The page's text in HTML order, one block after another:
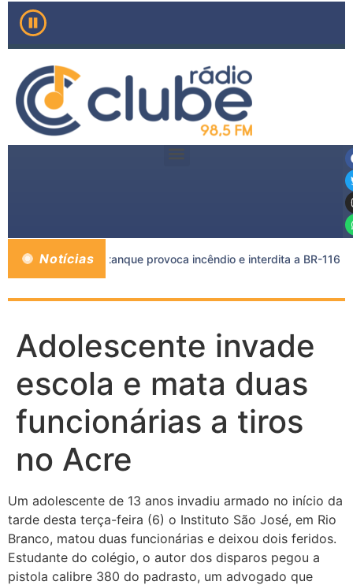
Notícias
e caminhão-tanque provoca incêndio e interdita a BR-116
Adolescente invade
escola e mata duas
funcionárias a tiros
no Acre
Um adolescente de 13 anos invadiu armado no início da
tarde desta terça-feira (6) o Instituto São José, em Rio
Branco, matou duas funcionárias e deixou dois feridos.
Estudante do colégio, o autor dos disparos pegou a
pistola calibre 380 do padrasto, um advogado que